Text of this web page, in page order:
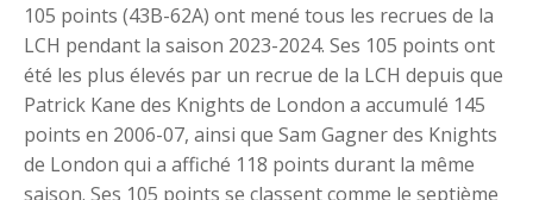
105 points (43B-62A) ont mené tous les recrues de la
LCH pendant la saison 2023-2024. Ses 105 points ont
été les plus élevés par un recrue de la LCH depuis que
Patrick Kane des Knights de London a accumulé 145
points en 2006-07, ainsi que Sam Gagner des Knights
de London qui a affiché 118 points durant la même
saison. Ses 105 points se classent comme le septième